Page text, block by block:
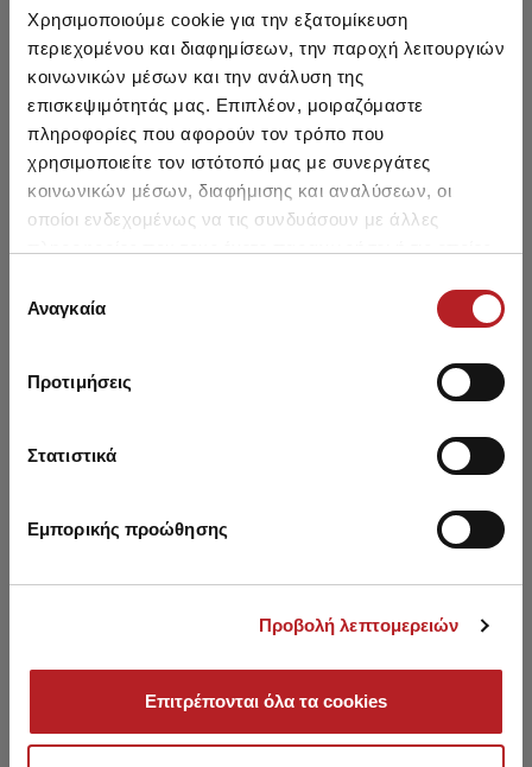
Χρησιμοποιούμε cookie για την εξατομίκευση
περιεχομένου και διαφημίσεων, την παροχή λειτουργιών
κοινωνικών μέσων και την ανάλυση της
επισκεψιμότητάς μας. Επιπλέον, μοιραζόμαστε
πληροφορίες που αφορούν τον τρόπο που
χρησιμοποιείτε τον ιστότοπό μας με συνεργάτες
κοινωνικών μέσων, διαφήμισης και αναλύσεων, οι
οποίοι ενδεχομένως να τις συνδυάσουν με άλλες
των υπηρεσιών τους.
συγκατάθεσης
Αναγκαία
Προτιμήσεις
Στατιστικά
Εμπορικής προώθησης
Προβολή λεπτομερειών
Επιτρέπονται όλα τα cookies
Army Παιδικό Σοσόνι